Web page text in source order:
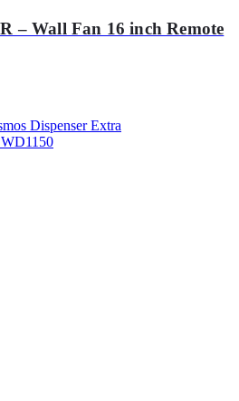
– Wall Fan 16 inch Remote